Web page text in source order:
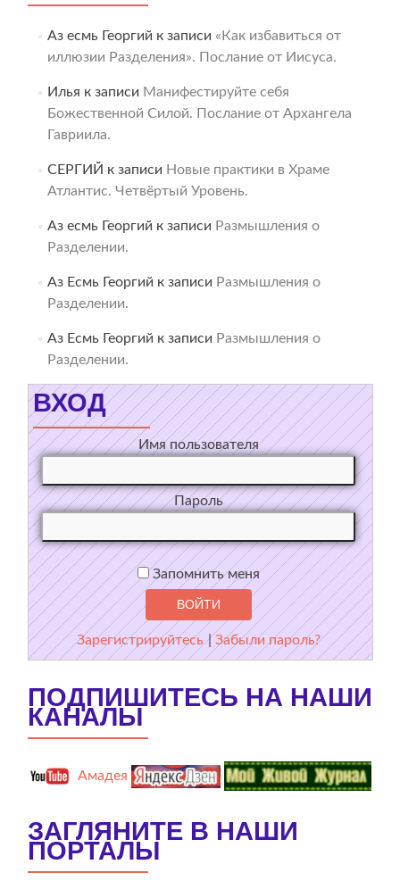
Аз есмь Георгий к записи «Как избавиться от
иллюзии Разделения». Послание от Иисуса.
Илья к записи Манифестируйте себя
Божественной Силой. Послание от Архангела
Гавриила.
СЕРГИЙ к записи Новые практики в Храме
Атлантис. Четвёртый Уровень.
Аз есмь Георгий к записи Размышления о
Разделении.
Аз Есмь Георгий к записи Размышления о
Разделении.
Аз Есмь Георгий к записи Размышления о
Разделении.
ВХОД
Имя пользователя
Пароль
Запомнить меня
Зарегистрируйтесь |Забыли пароль?
ПОДПИШИТЕСЬ НА НАШИ
КАНАЛЫ
Амадея
ЗАГЛЯНИТЕ В НАШИ
ПОРТАЛЫ